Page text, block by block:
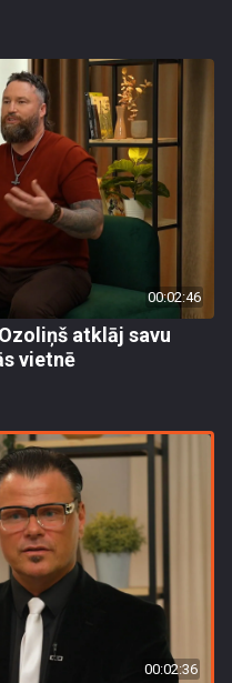
00:02:46
atklāj savu
vietnē
00:02:36